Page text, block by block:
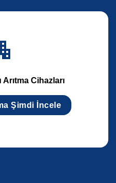
Cihazları
Şimdi İncele